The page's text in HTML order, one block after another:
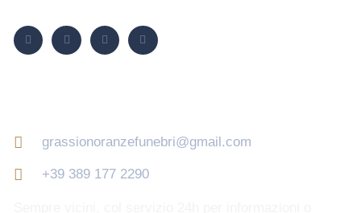
grassionoranzefunebri@gmail.com
+39 389 177 2290